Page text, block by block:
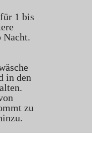
1 bis
Nacht.
in den
zu